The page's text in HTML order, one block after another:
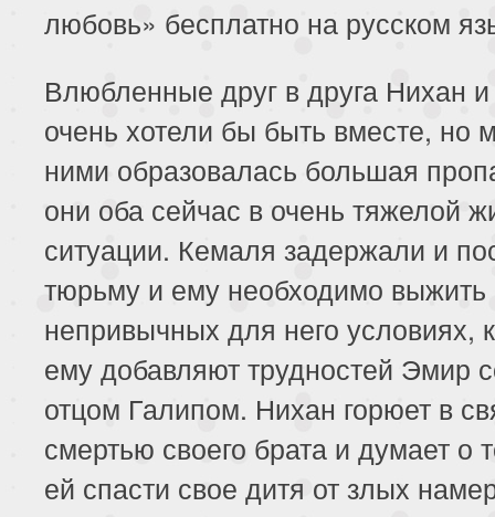
239 серия
240 серия 241 серия
243 серия
244 серия
любовь» бесплатно на русском
Влюбленные друг в друга Нихан
очень хотели бы быть вместе, но
ними образовалась большая
они оба сейчас в очень тяжелой
ситуации. Кемаля задержали и
тюрьму и ему необходимо выжить
непривычных для него условиях,
ему добавляют трудностей Эмир
отцом Галипом. Нихан горюет в
смертью своего брата и думает о
ей спасти свое дитя от злых